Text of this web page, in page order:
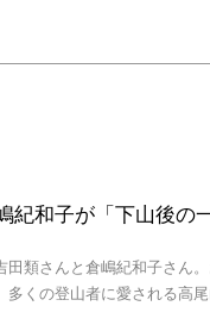
紀和子が「下山後の
田類さんと倉嶋紀和子さん
くの登山者に愛される高